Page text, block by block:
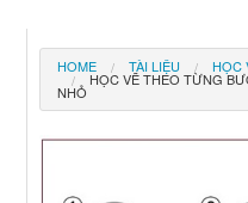
HOME TÀI LIỆU HỌC
HỌC VẼ THEO TỪNG
NHỎ